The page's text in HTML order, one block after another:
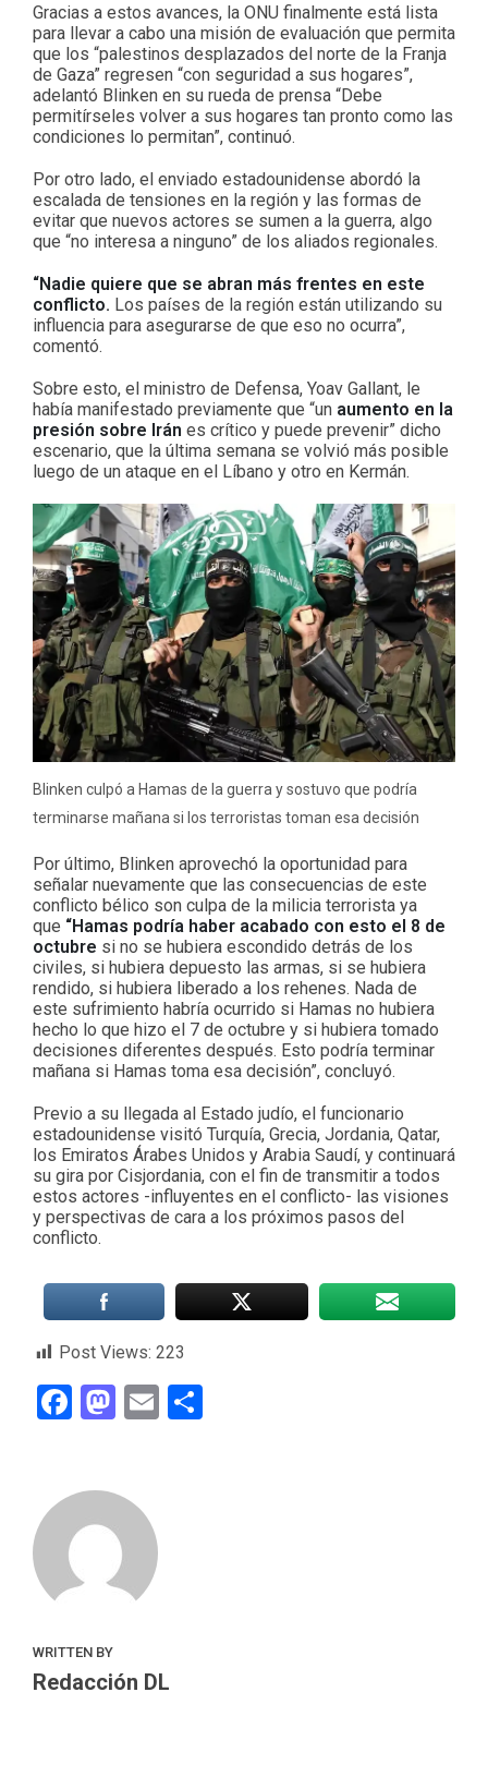
Gracias a estos avances, la ONU finalmente está lista
para llevar a cabo una misión de evaluación que permita
que los “palestinos desplazados del norte de la Franja
de Gaza” regresen “con seguridad a sus hogares”,
adelantó Blinken en su rueda de prensa “Debe
permitírseles volver a sus hogares tan pronto como las
condiciones lo permitan”, continuó.
Por otro lado, el enviado estadounidense abordó la
escalada de tensiones en la región y las formas de
evitar que nuevos actores se sumen a la guerra, algo
que “no interesa a ninguno” de los aliados regionales.
“Nadie quiere que se abran más frentes en este
conflicto. Los países de la región están utilizando su
influencia para asegurarse de que eso no ocurra”,
comentó.
Sobre esto, el ministro de Defensa, Yoav Gallant, le
había manifestado previamente que “un aumento en la
presión sobre Irán es crítico y puede prevenir” dicho
escenario, que la última semana se volvió más posible
luego de un ataque en el Líbano y otro en Kermán.
Blinken culpó a Hamas de la guerra y sostuvo que podría
terminarse mañana si los terroristas toman esa decisión
Por último, Blinken aprovechó la oportunidad para
señalar nuevamente que las consecuencias de este
conflicto bélico son culpa de la milicia terrorista ya
que “Hamas podría haber acabado con esto el 8 de
octubre si no se hubiera escondido detrás de los
civiles, si hubiera depuesto las armas, si se hubiera
rendido, si hubiera liberado a los rehenes. Nada de
este sufrimiento habría ocurrido si Hamas no hubiera
hecho lo que hizo el 7 de octubre y si hubiera tomado
decisiones diferentes después. Esto podría terminar
mañana si Hamas toma esa decisión”, concluyó.
Previo a su llegada al Estado judío, el funcionario
estadounidense visitó Turquía, Grecia, Jordania, Qatar,
los Emiratos Árabes Unidos y Arabia Saudí, y continuará
su gira por Cisjordania, con el fin de transmitir a todos
estos actores -influyentes en el conflicto- las visiones
y perspectivas de cara a los próximos pasos del
conflicto.
Post Views: 223
Facebook
Mastodon
Email
WRITTEN BY
Redacción DL